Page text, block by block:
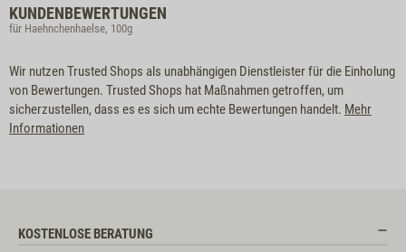
KUNDENBEWERTUNGEN
für Haehnchenhaelse, 100g
Wir nutzen Trusted Shops als unabhängigen Dienstleister für die Einholung
von Bewertungen. Trusted Shops hat Maßnahmen getroffen, um
sicherzustellen, dass es es sich um echte Bewertungen handelt. Mehr
Informationen
KOSTENLOSE BERATUNG